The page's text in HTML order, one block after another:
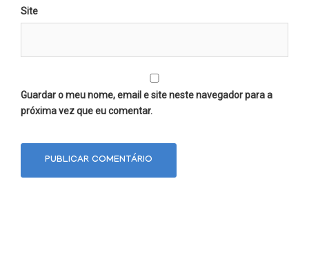
Site
Guardar o meu nome, email e site neste navegador para a
próxima vez que eu comentar.